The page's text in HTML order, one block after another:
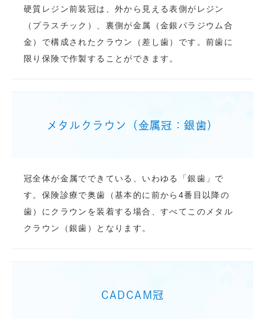
硬質レジン前装冠は、外から見える表側がレジン
（プラスチック）、裏側が金属（金銀パラジウム合
金）で構成されたクラウン（差し歯）です。前歯に
限り保険で作製することができます。
メタルクラウン（金属冠：銀歯）
冠全体が金属でできている、いわゆる「銀歯」で
す。保険診療で奥歯（基本的に前から4番目以降の
歯）にクラウンを装着する場合、すべてこのメタル
クラウン（銀歯）となります。
CADCAM冠